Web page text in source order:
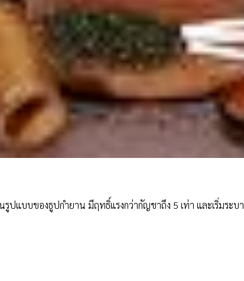
ปแบบของธูปกำยาน มีฤทธิ์แรงกว่ากัญชาถึง 5 เท่า และเริ่มระบ